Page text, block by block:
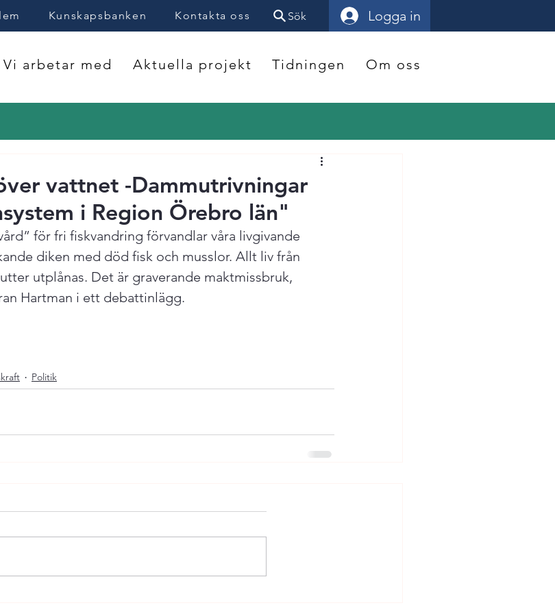
Kunskapsbanken Kontakta oss Sök Logga in
Vi arbetar med Aktuella projekt Tidningen Om oss
vattnet -Dammutrivningar
i Region Örebro län"
för fri fiskvandring förvandlar våra livgivande
diken med död fisk och musslor. Allt liv från
utplånas. Det är graverande maktmissbruk,
Hartman i ett debattinlägg.
Politik